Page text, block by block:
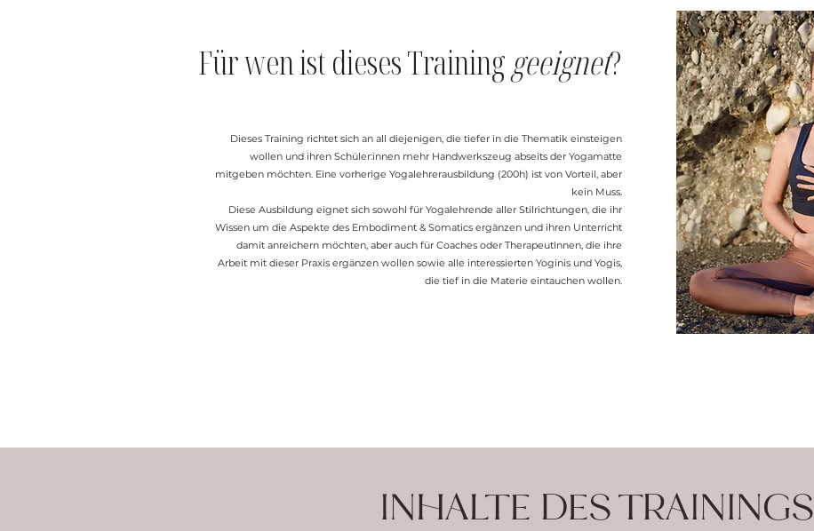
Für wen ist dieses Traininggeeignet?
Dieses Training richtet sich an all diejenigen, die tiefer in die Thematik einsteigen
wollen und ihren Schüler:innen mehr Handwerkszeug abseits der Yogamatte
mitgeben möchten. Eine vorherige Yogalehrerausbildung (200h) ist von Vorteil, aber
kein Muss.
Diese Ausbildung eignet sich sowohl für Yogalehrende aller Stilrichtungen, die ihr
Wissen um die Aspekte des Embodiment & Somatics ergänzen und ihren Unterricht
damit anreichern möchten, aber auch für Coaches oder TherapeutInnen, die ihre
Arbeit mit dieser Praxis ergänzen wollen sowie alle interessierten Yoginis und Yogis,
die tief in die Materie eintauchen wollen.
INHALTE DES TRAININGS